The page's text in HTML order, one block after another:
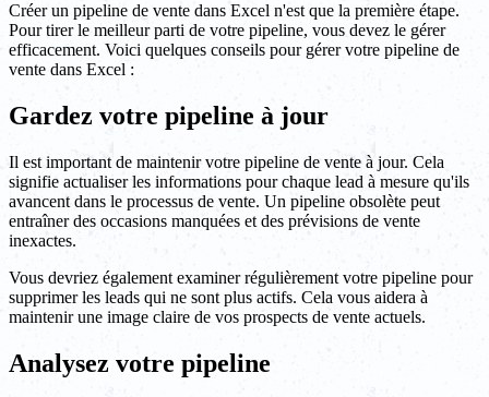
Créer un pipeline de vente dans Excel n'est que la première étape.
Pour tirer le meilleur parti de votre pipeline, vous devez le gérer
efficacement. Voici quelques conseils pour gérer votre pipeline de
vente dans Excel :
Gardez votre pipeline à jour
Il est important de maintenir votre pipeline de vente à jour. Cela
signifie actualiser les informations pour chaque lead à mesure qu'ils
avancent dans le processus de vente. Un pipeline obsolète peut
entraîner des occasions manquées et des prévisions de vente
inexactes.
Vous devriez également examiner régulièrement votre pipeline pour
supprimer les leads qui ne sont plus actifs. Cela vous aidera à
maintenir une image claire de vos prospects de vente actuels.
Analysez votre pipeline